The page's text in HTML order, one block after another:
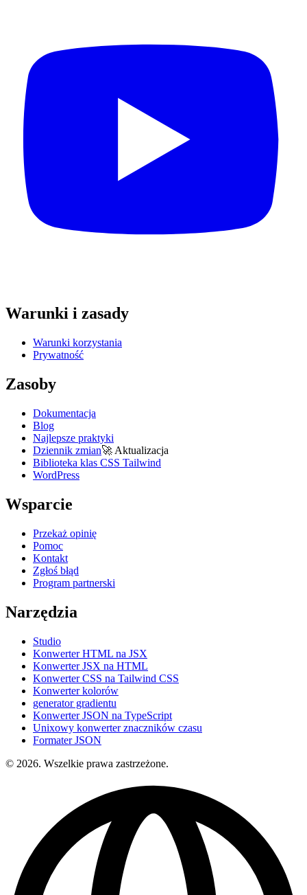
Warunki i zasady
Warunki korzystania
Prywatność
Zasoby
Dokumentacja
Blog
Najlepsze praktyki
Dziennik zmian🚀 Aktualizacja
Biblioteka klas CSS Tailwind
WordPress
Wsparcie
Przekaż opinię
Pomoc
Kontakt
Zgłoś błąd
Program partnerski
Narzędzia
Studio
Konwerter HTML na JSX
Konwerter JSX na HTML
Konwerter CSS na Tailwind CSS
Konwerter kolorów
generator gradientu
Konwerter JSON na TypeScript
Unixowy konwerter znaczników czasu
Formater JSON
© 2026. Wszelkie prawa zastrzeżone.